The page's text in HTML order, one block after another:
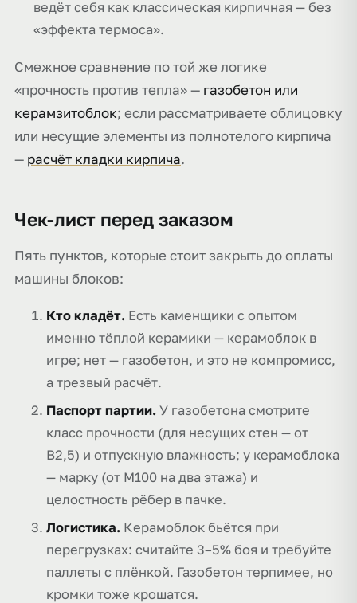
ведёт себя как классическая кирпичная — без
«эффекта термоса».
Смежное сравнение по той же логике
«прочность против тепла» — газобетон или
керамзитоблок; если рассматриваете облицовку
или несущие элементы из полнотелого кирпича
— расчёт кладки кирпича.
Чек-лист перед заказом
Пять пунктов, которые стоит закрыть до оплаты
машины блоков:
Кто кладёт. Есть каменщики с опытом
именно тёплой керамики — керамоблок в
игре; нет — газобетон, и это не компромисс,
а трезвый расчёт.
Паспорт партии. У газобетона смотрите
класс прочности (для несущих стен — от
B2,5) и отпускную влажность; у керамоблока
— марку (от М100 на два этажа) и
целостность рёбер в пачке.
Логистика. Керамоблок бьётся при
перегрузках: считайте 3–5% боя и требуйте
паллеты с плёнкой. Газобетон терпимее, но
кромки тоже крошатся.